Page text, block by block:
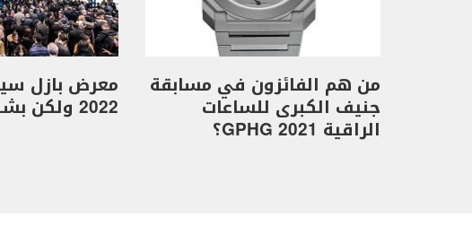
من هم الفائزون في مسابقة
جنيف الكبرى للساعات
الراقية GPHG 2021؟
معرض بازل
2022 ولكن بشكلٍ جديدٍ!